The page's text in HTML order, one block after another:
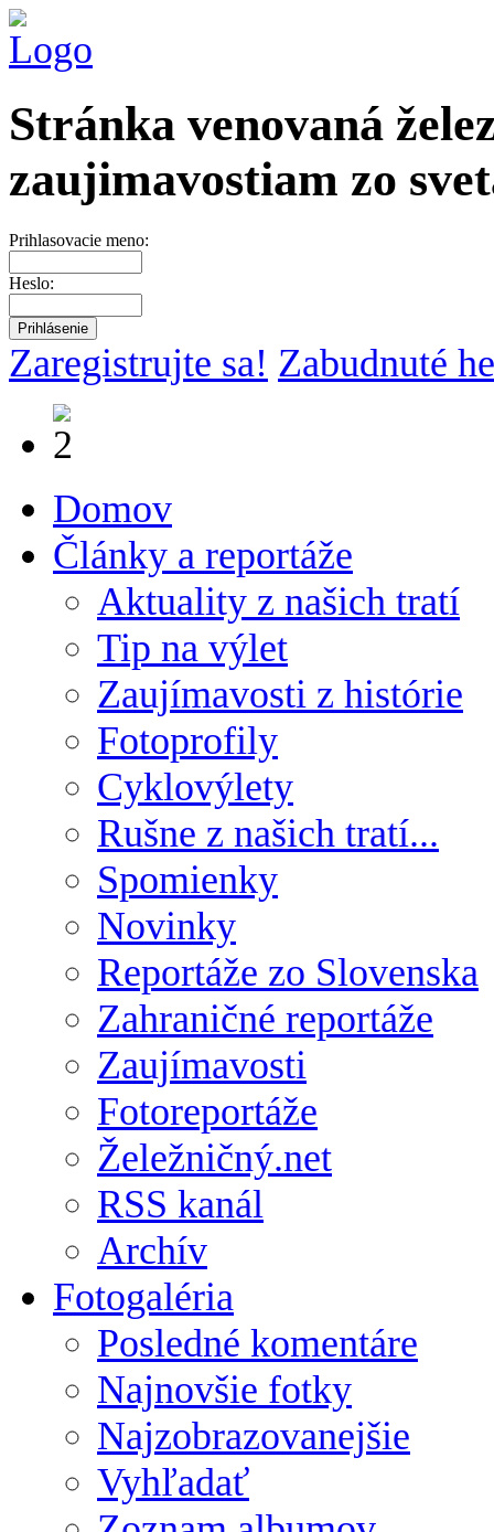
Stránka venovaná
zaujimavostiam zo
Prihlasovacie meno:
Heslo:
Zaregistrujte sa! Zabudnuté
Domov
Články a reportáže
Aktuality z našich tratí
Tip na výlet
Zaujímavosti z histórie
Fotoprofily
Cyklovýlety
Rušne z našich tratí...
Spomienky
Novinky
Reportáže zo Slovenska
Zahraničné reportáže
Zaujímavosti
Fotoreportáže
Želežničný.net
RSS kanál
Archív
Fotogaléria
Posledné komentáre
Najnovšie fotky
Najzobrazovanejšie
Vyhľadať